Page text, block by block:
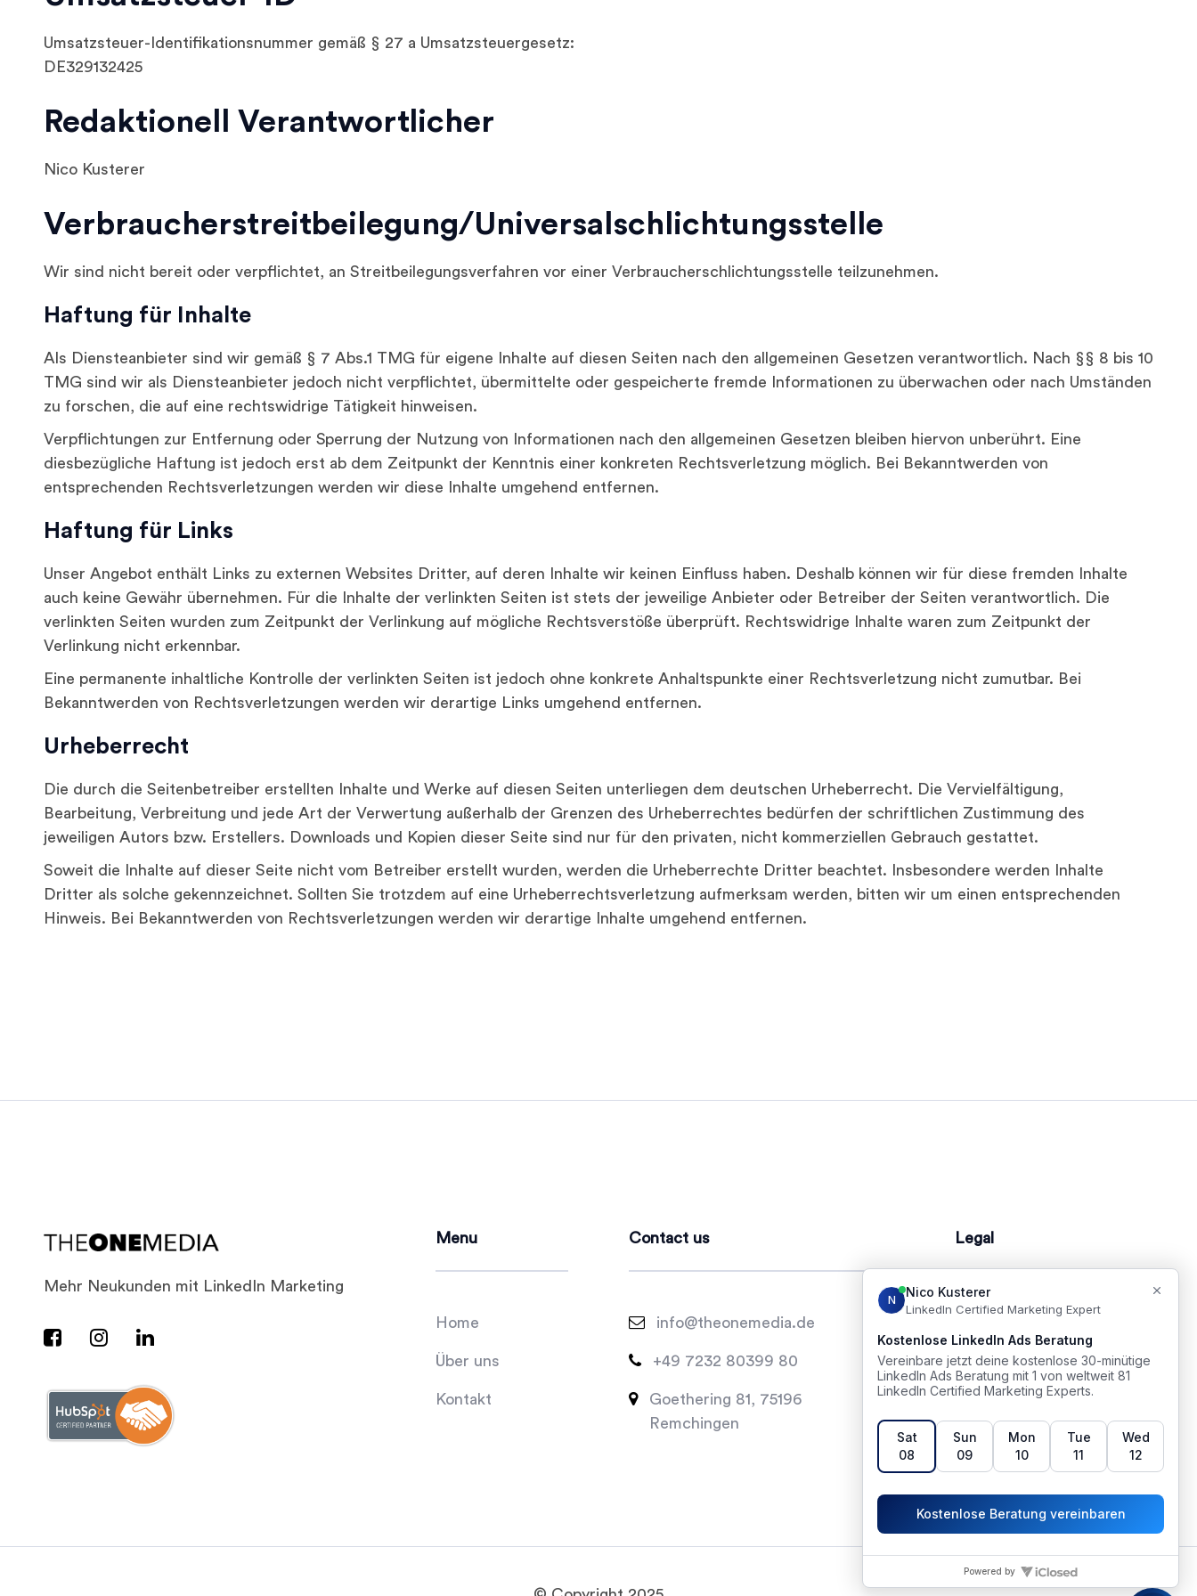
Umsatzsteuer-Identifikationsnummer gemäß § 27 a Umsatzsteuergesetz:
DE329132425
Redaktionell Verantwortlicher
Nico Kusterer
Verbraucher­streit­beilegung/Universal­schlichtungs­stelle
Wir sind nicht bereit oder verpflichtet, an Streitbeilegungsverfahren vor einer Verbraucherschlichtungsstelle teilzunehmen.
Haftung für Inhalte
Als Diensteanbieter sind wir gemäß § 7 Abs.1 TMG für eigene Inhalte auf diesen Seiten nach den allgemeinen Gesetzen verantwortlich. Nach §§ 8 bis 10
TMG sind wir als Diensteanbieter jedoch nicht verpflichtet, übermittelte oder gespeicherte fremde Informationen zu überwachen oder nach Umständen
zu forschen, die auf eine rechtswidrige Tätigkeit hinweisen.
Verpflichtungen zur Entfernung oder Sperrung der Nutzung von Informationen nach den allgemeinen Gesetzen bleiben hiervon unberührt. Eine
diesbezügliche Haftung ist jedoch erst ab dem Zeitpunkt der Kenntnis einer konkreten Rechtsverletzung möglich. Bei Bekanntwerden von
entsprechenden Rechtsverletzungen werden wir diese Inhalte umgehend entfernen.
Haftung für Links
Unser Angebot enthält Links zu externen Websites Dritter, auf deren Inhalte wir keinen Einfluss haben. Deshalb können wir für diese fremden Inhalte
auch keine Gewähr übernehmen. Für die Inhalte der verlinkten Seiten ist stets der jeweilige Anbieter oder Betreiber der Seiten verantwortlich. Die
verlinkten Seiten wurden zum Zeitpunkt der Verlinkung auf mögliche Rechtsverstöße überprüft. Rechtswidrige Inhalte waren zum Zeitpunkt der
Verlinkung nicht erkennbar.
Eine permanente inhaltliche Kontrolle der verlinkten Seiten ist jedoch ohne konkrete Anhaltspunkte einer Rechtsverletzung nicht zumutbar. Bei
Bekanntwerden von Rechtsverletzungen werden wir derartige Links umgehend entfernen.
Urheberrecht
Die durch die Seitenbetreiber erstellten Inhalte und Werke auf diesen Seiten unterliegen dem deutschen Urheberrecht. Die Vervielfältigung,
Bearbeitung, Verbreitung und jede Art der Verwertung außerhalb der Grenzen des Urheberrechtes bedürfen der schriftlichen Zustimmung des
jeweiligen Autors bzw. Erstellers. Downloads und Kopien dieser Seite sind nur für den privaten, nicht kommerziellen Gebrauch gestattet.
Soweit die Inhalte auf dieser Seite nicht vom Betreiber erstellt wurden, werden die Urheberrechte Dritter beachtet. Insbesondere werden Inhalte
Dritter als solche gekennzeichnet. Sollten Sie trotzdem auf eine Urheberrechtsverletzung aufmerksam werden, bitten wir um einen entsprechenden
Hinweis. Bei Bekanntwerden von Rechtsverletzungen werden wir derartige Inhalte umgehend entfernen.
Mehr Neukunden mit LinkedIn Marketing
  
Menu
Home
Über uns
Kontakt
Contact us
 info@theonemedia.de
 +49 7232 80399 80

Goethering 81, 75196
Remchingen
Legal
Datenschutz
AGB